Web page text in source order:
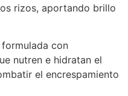
rizos, aportando brillo
con
nutren e hidratan el
el encrespamiento